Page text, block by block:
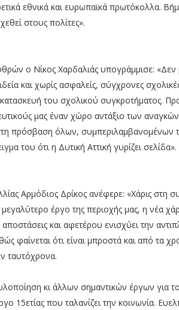
εθνικά και ευρωπαϊκά πρωτόκολλα.
στους πολίτες».
ο Νίκος Χαρδαλιάς υπογράμμισε:
και χωρίς ασφαλείς, σύγχρονες
του σχολικού συγκροτήματος.
μας έναν χώρο αντάξιο των αναγκών
πρόσβαση όλων, συμπεριλαμβανομένων
του ότι η Δυτική Αττική γυρίζει σελίδα».
Αρμόδιος Δρίκος ανέφερε: «Χάρις στη
έργο της περιοχής μας, η νέα
και αφετέρου ενισχύει την
φαίνεται ότι είναι μπροστά και από τα
ταυτόχρονα.
κι άλλων σημαντικών έργων για
15ετίας που ταλανίζει την κοινωνία.